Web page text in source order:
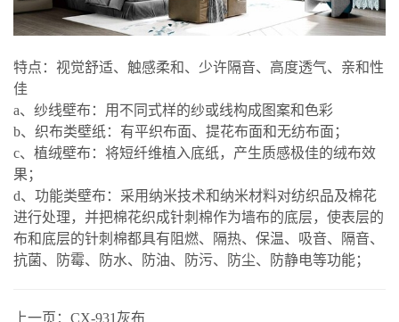
特点：视觉舒适、触感柔和、少许隔音、高度透气、亲和性
佳
a、纱线壁布：用不同式样的纱或线构成图案和色彩
b、织布类壁纸：有平织布面、提花布面和无纺布面；
c、植绒壁布：将短纤维植入底纸，产生质感极佳的绒布效
果；
d、功能类壁布：采用纳米技术和纳米材料对纺织品及棉花
进行处理，并把棉花织成针刺棉作为墙布的底层，使表层的
布和底层的针刺棉都具有阻燃、隔热、保温、吸音、隔音、
抗菌、防霉、防水、防油、防污、防尘、防静电等功能；
上一页： CX-931灰布